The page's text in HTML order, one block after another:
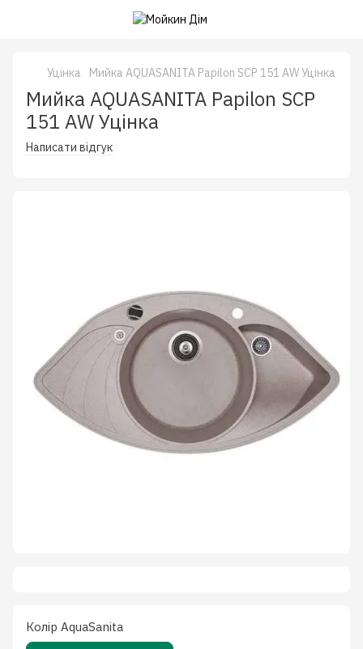
Уцінка Мийка AQUASANITA Papilon SCP 151 AW Уцiнка
Мийка AQUASANITA Papilon SCP
151 AW Уцiнка
Написати відгук
Колiр AquaSanita